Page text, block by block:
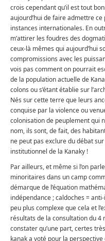
crois cependant qu’il est tout
aujourd’hui de faire admettre ce
instances internationales. En
m’attirer les foudres des
ceux-là mêmes qui aujourd’hui
compromissions avec les
vois pas comment on pourrait
de la population actuelle de
colons ou s’étant établie sur
Nés sur cette terre que leurs
conquise par la violence ou
colonisation de peuplement qui
nom, ils sont, de fait, des
ne peut pas exclure du débat
institutionnel de la Kanaky !
Par ailleurs, et même si l’on
minoritaires dans un camp
démarque de l’équation
indépendance ; caldoches =
peu plus complexe que cela et
résultats de la consultation du 4
constater qu’une part, certes
kanak a voté pour la perspective